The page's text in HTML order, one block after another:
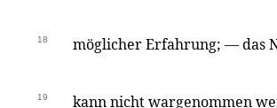
18 möglicher Erfahrung; — das
19 kann nicht wargenommen